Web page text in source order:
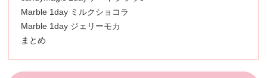
Marble 1day ミルクショコラ
Marble 1day ジェリーモカ
まとめ